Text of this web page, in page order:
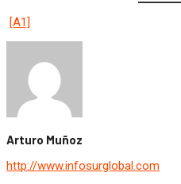
[A1]
Arturo Muñoz
http://www.infosurglobal.com